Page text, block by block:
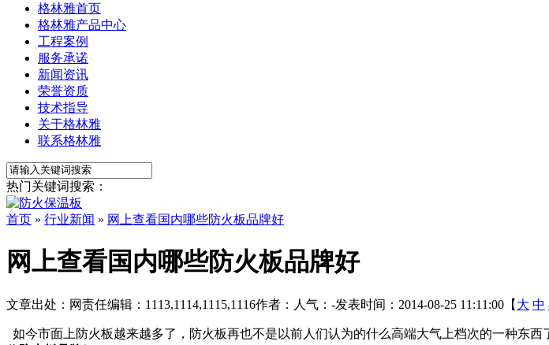
格林雅首页
格林雅产品中心
工程案例
服务承诺
新闻资讯
荣誉资质
技术指导
关于格林雅
联系格林雅
热门关键词搜索：
首页 » 行业新闻 » 网上查看国内哪些防火板品牌好
网上查看国内哪些防火板品牌好
文章出处： 网责任编辑：1113,1114,1115,1116作者： 人气： -发表时间：2014-08-25 11:11:00【 大 中
如今市面上防火板越来越多了，防火板再也不是以前人们认为的什么高端大气上档次的一种东